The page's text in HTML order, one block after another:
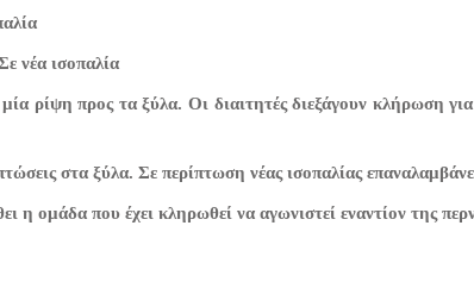
νέα ισοπαλία
ρίψη προς τα ξύλα. Οι διαιτητές διεξάγουν κλήρωση
στα ξύλα. Σε περίπτωση νέας ισοπαλίας
η ομάδα που έχει κληρωθεί να αγωνιστεί εναντίον της